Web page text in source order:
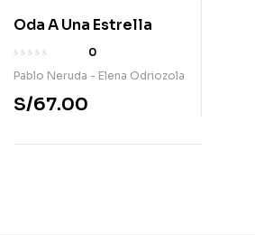
Oda A Una Estrella
0
Pablo Neruda - Elena Odriozola
S/67.00